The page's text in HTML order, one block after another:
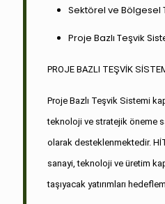
Sektörel ve Bölgesel
Proje Bazlı Teşvik
PROJE BAZLI TEŞVİK
Proje Bazlı Teşvik Sistemi
teknoloji ve stratejik öneme
olarak desteklenmektedir.
sanayi, teknoloji ve üretim
taşıyacak yatırımları